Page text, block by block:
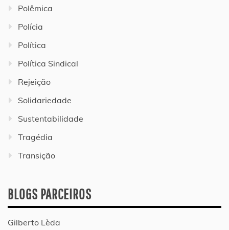
Polêmica
Polícia
Política
Política Sindical
Rejeição
Solidariedade
Sustentabilidade
Tragédia
Transição
BLOGS PARCEIROS
Gilberto Lèda